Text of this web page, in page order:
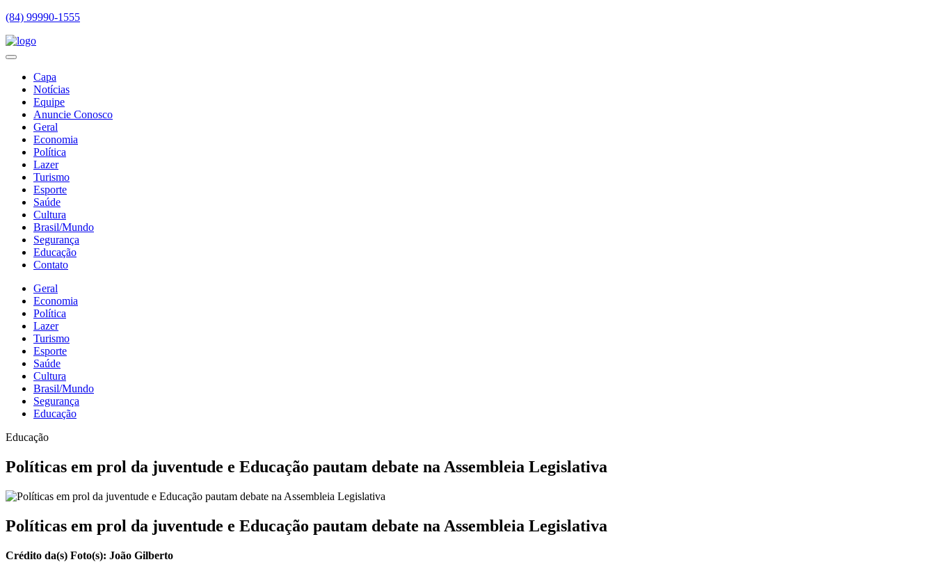
(84) 99990-1555
Capa
Notícias
Equipe
Anuncie Conosco
Geral
Economia
Política
Lazer
Turismo
Esporte
Saúde
Cultura
Brasil/Mundo
Segurança
Educação
Contato
Geral
Economia
Política
Lazer
Turismo
Esporte
Saúde
Cultura
Brasil/Mundo
Segurança
Educação
Educação
Políticas em prol da juventude e Educação pautam debate na Assembleia Legislativa
Políticas em prol da juventude e Educação pautam debate na Assembleia Legislativa
Crédito da(s) Foto(s): João Gilberto